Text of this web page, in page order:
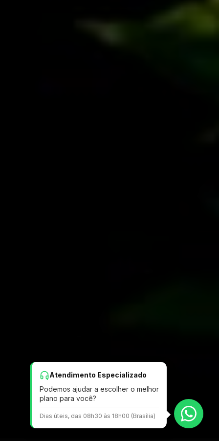
Atendimento Especializado
Podemos ajudar a escolher o melhor
plano para você?
Dias úteis, das 08h30 às 18h00 (Brasília)